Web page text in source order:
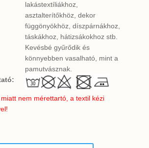
lakástextíliákhoz,
asztalterítőkhöz, dekor
függönyökhöz, díszpárnákhoz,
táskákhoz, hátizsákokhoz stb.
Kevésbé gyűrődik és
könnyebben vasalható, mint a
pamutvásznak.
nem mérettartó, a textil kézi